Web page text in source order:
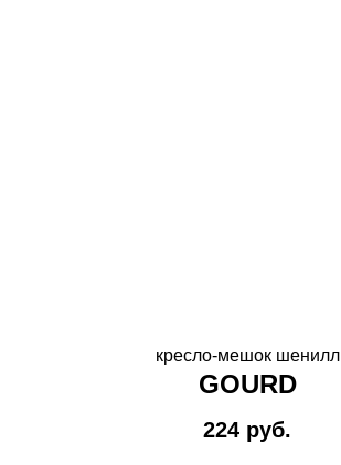
кресло-мешок шенилл
GOURD
224 руб.